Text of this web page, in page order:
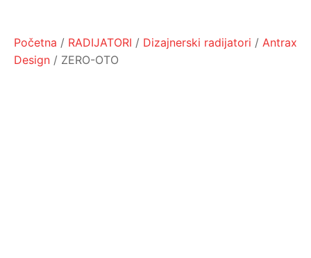
Početna / RADIJATORI / Dizajnerski radijatori / Antrax
Design / ZERO-OTO